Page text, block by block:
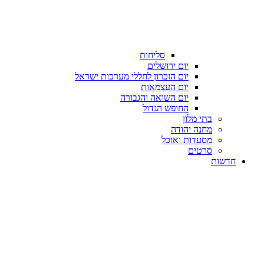
סליחות
יום ירושלים
יום הזכרון לחללי מערכות ישראל
יום העצמאות
יום השואה והגבורה
החופש הגדול
בתי מלון
מחנה יהודה
מסעדות ואוכל
סרטים
חדשות